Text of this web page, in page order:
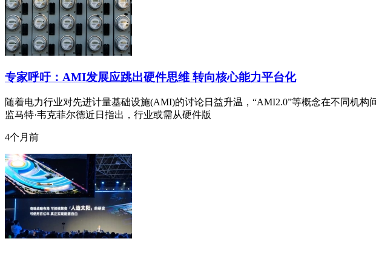
专家呼吁：AMI发展应跳出硬件思维 转向核心能力平台化
随着电力行业对先进计量基础设施(AMI)的讨论日益升温，“AMI2.0”等概念在不同机
监马特·韦克菲尔德近日指出，行业或需从硬件版
4个月前